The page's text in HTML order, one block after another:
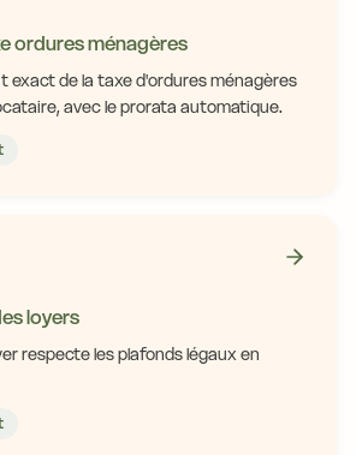
ordures ménagères
exact de la taxe d'ordures ménagères
avec le prorata automatique.
loyers
respecte les plafonds légaux en